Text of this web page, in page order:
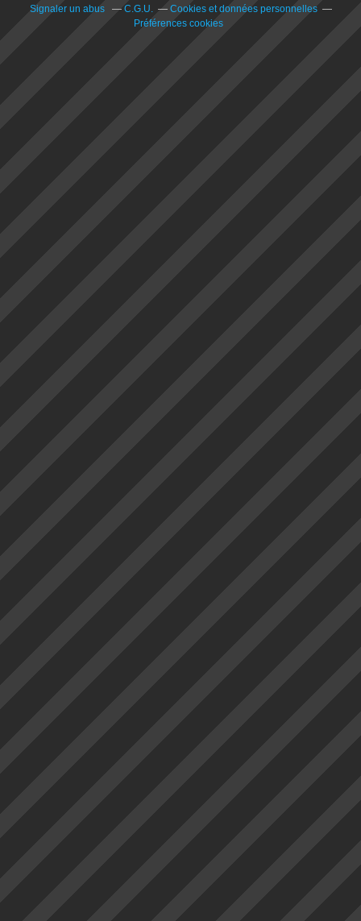
Signaler un abus C.G.U.
Cookies et données personnelles
Préférences cookies